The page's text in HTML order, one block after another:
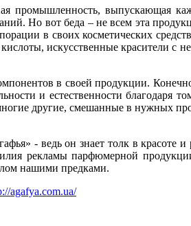
промышленность, выпускающая
Но вот беда – не всем эта
в своих косметических
искусственные красители с
в своей продукции.
и естественности благодаря
другие, смешанные в нужных
- ведь он знает толк в красоте и
рекламы парфюмерной
нашими предками.
agafya.com.ua/